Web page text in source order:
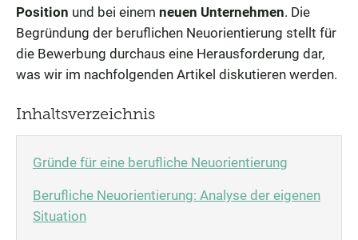
Position und bei einem neuen Unternehmen. Die
Begründung der beruflichen Neuorientierung stellt für
die Bewerbung durchaus eine Herausforderung dar,
was wir im nachfolgenden Artikel diskutieren werden.
Inhaltsverzeichnis
Gründe für eine berufliche Neuorientierung
Berufliche Neuorientierung: Analyse der eigenen
Situation